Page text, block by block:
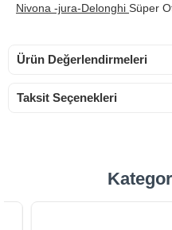
Nivona -jura-Delonghi Süper
Ürün Değerlendirmeleri
Taksit Seçenekleri